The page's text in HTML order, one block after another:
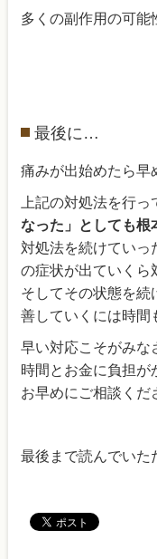
多くの副作用の可能
最後に…
痛みが出始めたら早
上記の対処法を行っ
なった」としても根
対処法を続けていっ
の症状が出ていくら
そしてその状態を続
善していくには時間
早い対応こそがみな
時間とお金に負担が
お早めにご相談くだ
最後まで読んでいた